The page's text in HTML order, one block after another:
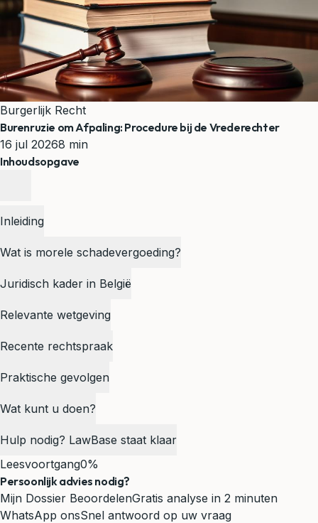
Burgerlijk Recht
Burenruzie om Afpaling: Procedure bij de Vrederechter
16 jul 20268 min
Inhoudsopgave
Inleiding
Wat is morele schadevergoeding?
Juridisch kader in België
Relevante wetgeving
Recente rechtspraak
Praktische gevolgen
Wat kunt u doen?
Hulp nodig? LawBase staat klaar
Leesvoortgang0%
Persoonlijk advies nodig?
Mijn Dossier BeoordelenGratis analyse in 2 minuten
WhatsApp onsSnel antwoord op uw vraag